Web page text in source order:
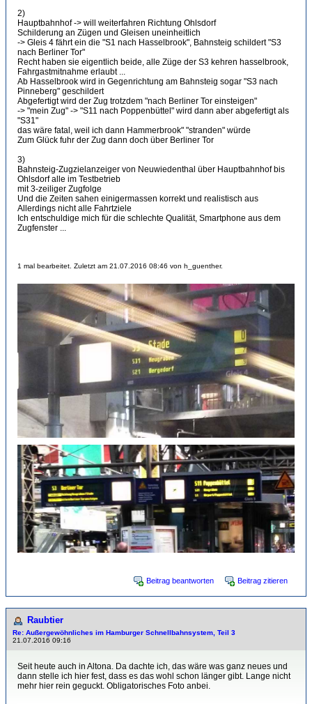
2)
Hauptbahnhof -> will weiterfahren Richtung Ohlsdorf
Schilderung an Zügen und Gleisen uneinheitlich
-> Gleis 4 fährt ein die "S1 nach Hasselbrook", Bahnsteig schildert "S3
nach Berliner Tor"
Recht haben sie eigentlich beide, alle Züge der S3 kehren hasselbrook,
Fahrgastmitnahme erlaubt ...
Ab Hasselbrook wird in Gegenrichtung am Bahnsteig sogar "S3 nach
Pinneberg" geschildert
Abgefertigt wird der Zug trotzdem "nach Berliner Tor einsteigen"
-> "mein Zug" -> "S11 nach Poppenbüttel" wird dann aber abgefertigt als
"S31"
das wäre fatal, weil ich dann Hammerbrook" "stranden" würde
Zum Glück fuhr der Zug dann doch über Berliner Tor
3)
Bahnsteig-Zugzielanzeiger von Neuwiedenthal über Hauptbahnhof bis
Ohlsdorf alle im Testbetrieb
mit 3-zeiliger Zugfolge
Und die Zeiten sahen einigermassen korrekt und realistisch aus
Allerdings nicht alle Fahrtziele
Ich entschuldige mich für die schlechte Qualität, Smartphone aus dem
Zugfenster ...
1 mal bearbeitet. Zuletzt am 21.07.2016 08:46 von h_guenther.
Beitrag beantworten Beitrag zitieren
Raubtier
Re: Außergewöhnliches im Hamburger Schnellbahnsystem, Teil 3
21.07.2016 09:16
Seit heute auch in Altona. Da dachte ich, das wäre was ganz neues und
dann stelle ich hier fest, dass es das wohl schon länger gibt. Lange nicht
mehr hier rein geguckt. Obligatorisches Foto anbei.